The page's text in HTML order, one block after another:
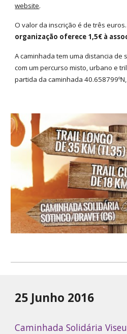
website.
O valor da inscrição é de três euros.
organização oferece 1,5€ à
A caminhada tem uma distancia de
com um percurso misto, urbano e
partida da caminhada
25 Junho 2016
Caminhada Solidária Viseu